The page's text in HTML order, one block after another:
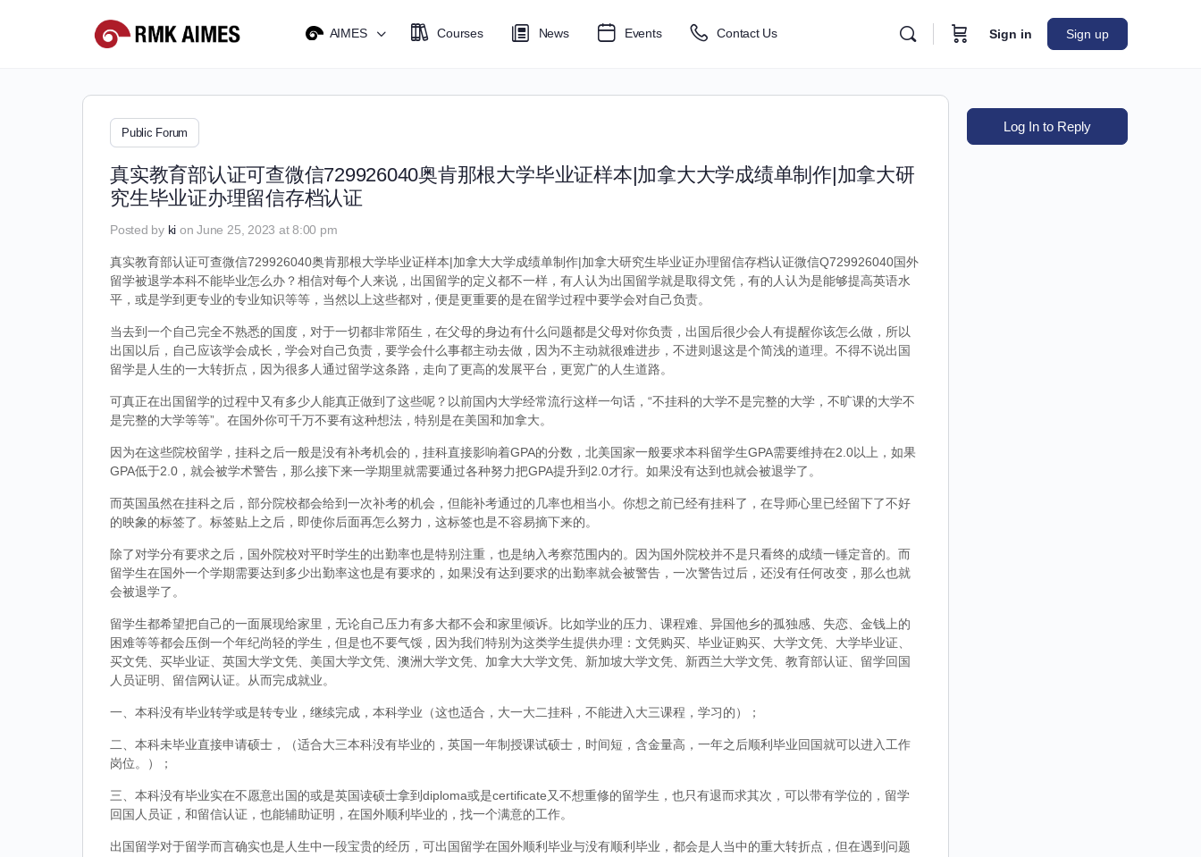
AIMES Courses News Events Contact Us Sign in Sign up
Public Forum
真实教育部认证可查微信729926040奥肯那根大学毕业证样本|加拿大大学成绩单制作|加拿大研
究生毕业证办理留信存档认证
Posted by ki on June 25, 2023 at 8:00 pm
真实教育部认证可查微信729926040奥肯那根大学毕业证样本|加拿大大学成绩单制作|加拿大研究生毕业证办理留信存档认证微信Q729926040国外
留学被退学本科不能毕业怎么办？相信对每个人来说，出国留学的定义都不一样，有人认为出国留学就是取得文凭，有的人认为是能够提高英语水
平，或是学到更专业的专业知识等等，当然以上这些都对，便是更重要的是在留学过程中要学会对自己负责。
当去到一个自己完全不熟悉的国度，对于一切都非常陌生，在父母的身边有什么问题都是父母对你负责，出国后很少会人有提醒你该怎么做，所以
出国以后，自己应该学会成长，学会对自己负责，要学会什么事都主动去做，因为不主动就很难进步，不进则退这是个简浅的道理。不得不说出国
留学是人生的一大转折点，因为很多人通过留学这条路，走向了更高的发展平台，更宽广的人生道路。
可真正在出国留学的过程中又有多少人能真正做到了这些呢？以前国内大学经常流行这样一句话，“不挂科的大学不是完整的大学，不旷课的大学不
是完整的大学等等”。在国外你可千万不要有这种想法，特别是在美国和加拿大。
因为在这些院校留学，挂科之后一般是没有补考机会的，挂科直接影响着GPA的分数，北美国家一般要求本科留学生GPA需要维持在2.0以上，如果
GPA低于2.0，就会被学术警告，那么接下来一学期里就需要通过各种努力把GPA提升到2.0才行。如果没有达到也就会被退学了。
而英国虽然在挂科之后，部分院校都会给到一次补考的机会，但能补考通过的几率也相当小。你想之前已经有挂科了，在导师心里已经留下了不好
的映象的标签了。标签贴上之后，即使你后面再怎么努力，这标签也是不容易摘下来的。
除了对学分有要求之后，国外院校对平时学生的出勤率也是特别注重，也是纳入考察范围内的。因为国外院校并不是只看终的成绩一锤定音的。而
留学生在国外一个学期需要达到多少出勤率这也是有要求的，如果没有达到要求的出勤率就会被警告，一次警告过后，还没有任何改变，那么也就
会被退学了。
留学生都希望把自己的一面展现给家里，无论自己压力有多大都不会和家里倾诉。比如学业的压力、课程难、异国他乡的孤独感、失恋、金钱上的
困难等等都会压倒一个年纪尚轻的学生，但是也不要气馁，因为我们特别为这类学生提供办理：文凭购买、毕业证购买、大学文凭、大学毕业证、
买文凭、买毕业证、英国大学文凭、美国大学文凭、澳洲大学文凭、加拿大大学文凭、新加坡大学文凭、新西兰大学文凭、教育部认证、留学回国
人员证明、留信网认证。从而完成就业。
一、本科没有毕业转学或是转专业，继续完成，本科学业（这也适合，大一大二挂科，不能进入大三课程，学习的）；
二、本科未毕业直接申请硕士，（适合大三本科没有毕业的，英国一年制授课试硕士，时间短，含金量高，一年之后顺利毕业回国就可以进入工作
岗位。）；
三、本科没有毕业实在不愿意出国的或是英国读硕士拿到diploma或是certificate又不想重修的留学生，也只有退而求其次，可以带有学位的，留学
回国人员证，和留信认证，也能辅助证明，在国外顺利毕业的，找一个满意的工作。
出国留学对于留学而言确实也是人生中一段宝贵的经历，可出国留学在国外顺利毕业与没有顺利毕业，都会是人当中的重大转折点，但在遇到问题
Log In to Reply